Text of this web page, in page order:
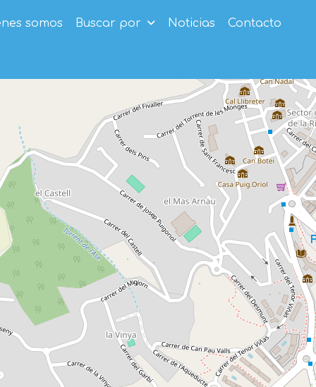
somos Buscar por Noticias Contacto